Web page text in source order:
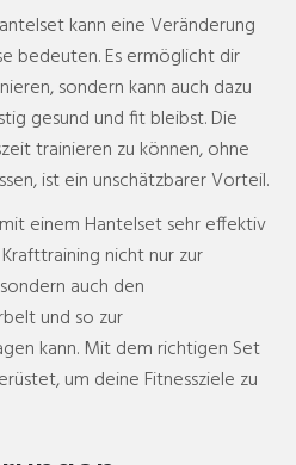
kann eine Veränderung
bedeuten. Es ermöglicht dir
sondern kann auch dazu
gesund und fit bleibst. Die
trainieren zu können, ohne
ist ein unschätzbarer Vorteil.
einem Hantelset sehr effektiv
nicht nur zur
auch den
und so zur
kann. Mit dem richtigen Set
um deine Fitnessziele zu